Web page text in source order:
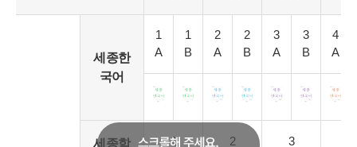
세종한
국어
1
A
1
B
2
A
2
B
3
A
3
B
4
A
세종학
1 2 3